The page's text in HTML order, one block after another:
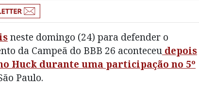
neste domingo (24) para defender o
da Campeã do BBB 26 aconteceu depois
Huck durante uma participação no 5º
Paulo.